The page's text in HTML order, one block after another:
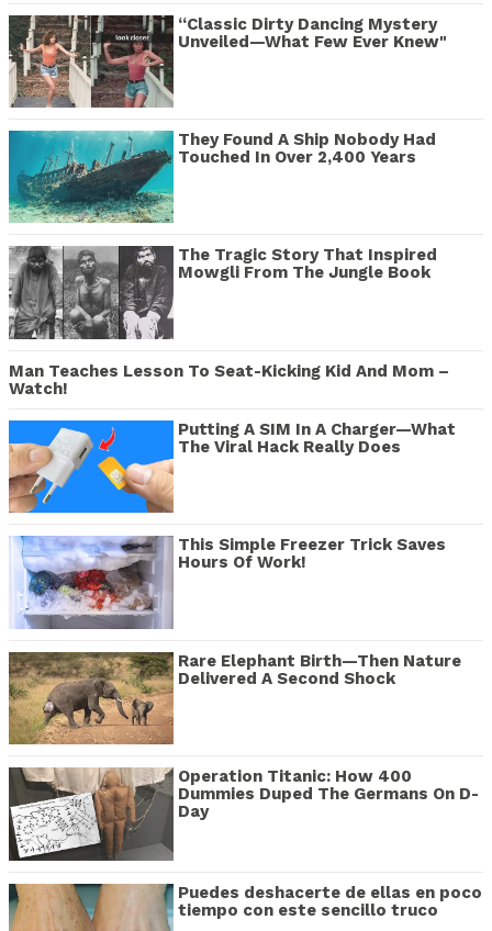
“Classic Dirty Dancing Mystery
Unveiled—What Few Ever Knew"
They Found A Ship Nobody Had
Touched In Over 2,400 Years
The Tragic Story That Inspired
Mowgli From The Jungle Book
Man Teaches Lesson To Seat-Kicking Kid And Mom –
Watch!
Putting A SIM In A Charger—What
The Viral Hack Really Does
This Simple Freezer Trick Saves
Hours Of Work!
Rare Elephant Birth—Then Nature
Delivered A Second Shock
Operation Titanic: How 400
Dummies Duped The Germans On D-
Day
Puedes deshacerte de ellas en poco
tiempo con este sencillo truco